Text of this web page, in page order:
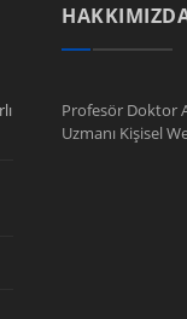
Profesör Doktor
Uzmanı Kişisel